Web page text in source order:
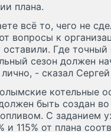
плана.
всё то, чего не
вопросы к
Где точный
сезон должен
- сказал
котельные
быть создан
С заданием
115% от плана